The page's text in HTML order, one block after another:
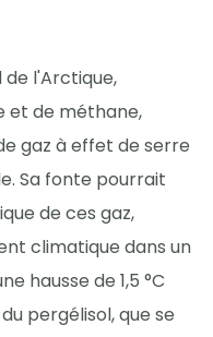
de l'Arctique,
et de méthane,
gaz à effet de serre
Sa fonte pourrait
de ces gaz,
climatique dans un
hausse de 1,5 °C
pergélisol, que se